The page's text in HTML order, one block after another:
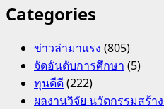
Categories
ข่าวล่ามาแรง (805)
จัดอันดับการศึกษา (5)
ทุนดีดี(222)
ผลงานวิจัย นวัตกรรมสร้า